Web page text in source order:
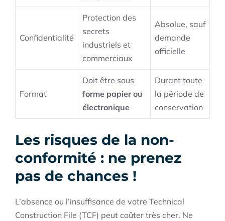
Confidentialité
Protection des
secrets
industriels et
commerciaux
Absolue, sauf
demande
officielle
Format
Doit être sous
forme papier ou
électronique
Durant toute
la période de
conservation
Les risques de la non-
conformité : ne prenez
pas de chances !
L’absence ou l’insuffisance de votre Technical
Construction File (TCF) peut coûter très cher. Ne